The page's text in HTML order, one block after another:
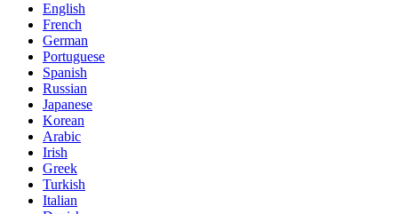
English
French
German
Portuguese
Spanish
Russian
Japanese
Korean
Arabic
Irish
Greek
Turkish
Italian